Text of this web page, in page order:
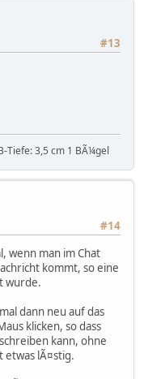
#13
Tiefe: 3,5 cm 1 BÃ¼gel
#14
wenn man im Chat
kommt, so eine
wurde.
dann neu auf das
klicken, so dass
kann, ohne
etwas lÃ¤stig.